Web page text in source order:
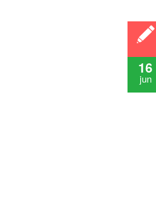
16
jun